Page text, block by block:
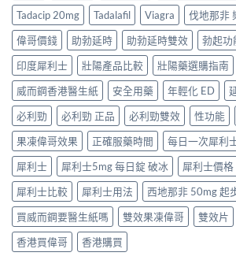
Tadacip 20mg
Tadalafil Viagra 伐地那非
偉哥價錢
助勃延時 助勃延時雙效 勃起功
印度犀利士
壯陽產品比較 壯陽藥選購指南
威而鋼香港醫生紙
安全用藥 年輕化 ED
必利勁
必利勁 正品 必利勁雙效 性功能
果凍偉哥效果
正確服藥時間 每日一次犀利
犀利士
犀利士5mg 每日錠 破冰 犀利士價格
犀利士比較
犀利士用法
西地那非 50mg 起
買威而鋼要醫生紙嗎
雙效果凍偉哥 雙效片
香港買偉哥
香港購買